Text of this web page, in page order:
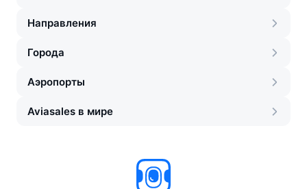
Направления
Города
Аэропорты
Aviasales в мире